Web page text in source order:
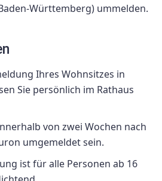
Württemberg) ummelden.
Ihres Wohnsitzes in
Sie persönlich im Rathaus
von zwei Wochen nach
umgemeldet sein.
ist für alle Personen ab 16